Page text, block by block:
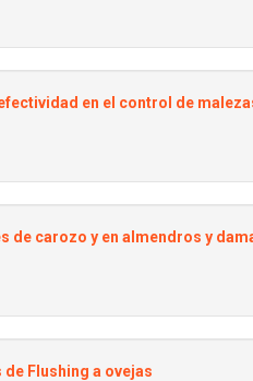
en el control de
de carozo y en almendros y
Flushing a ovejas